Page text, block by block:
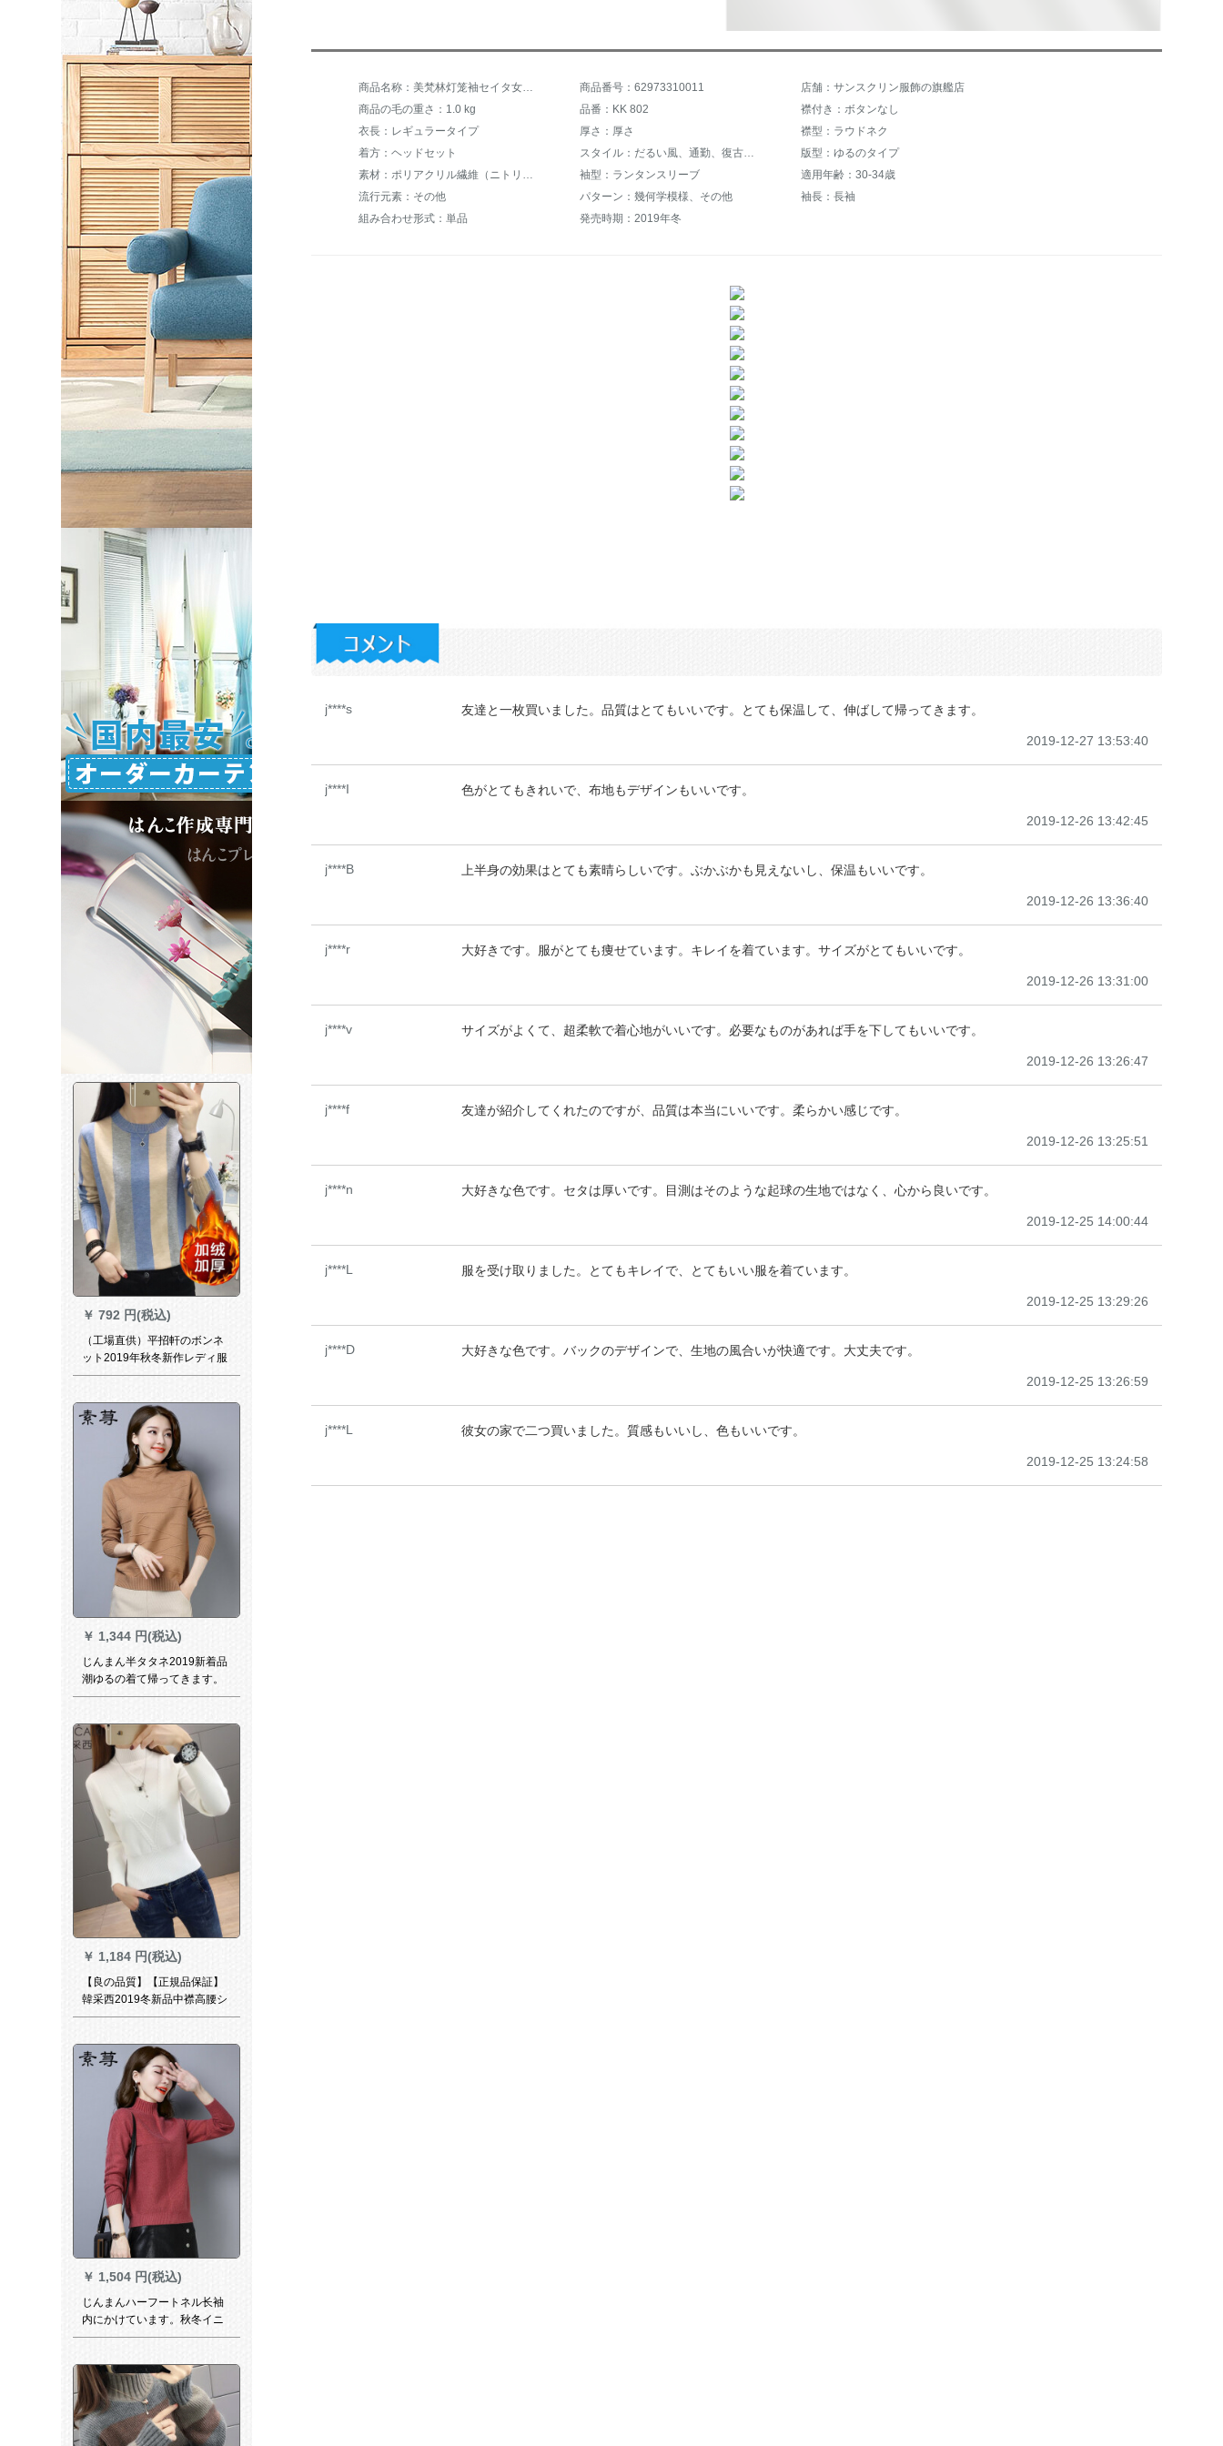
￥ 792 円(税込)
（工場直供）平招軒のボンネ
ット2019年秋冬新作レディ服
韓国ファンシーチョウフハー
￥ 1,344 円(税込)
じんまん半タタネ2019新着品
潮ゆるの着て帰ってきます。
女性は秋冬に厚めのイアンナ
けています。
￥ 1,184 円(税込)
【良の品質】【正規品保証】
韓采西2019冬新品中襟高腰シ
バトの腰を受け取るタイの上
あります。
￥ 1,504 円(税込)
じんまんハーフートネル长袖
内にかけています。秋冬イニ
ング叶红5017 M
商品名称：美梵林灯笼袖セイタ女性套头秋冬2019新着品ファンシー韓国ファンシーチョウセン外外着ショウトート怠惰加厚night打底上衣ドレッドファッションファッションファッションファッションファッションファッションファッションファッション 商品番号：62973310011
店舗：サンスクリン服飾の旗艦店
商品の毛の重さ：1.0 kg
品番：KK 802
襟付き：ボタンなし
衣長：レギュラータイプ
厚さ：厚さ
襟型：ラウドネク
着方：ヘッドセット
スタイル：だるい風、通勤、復古風、帰ってきます。
版型：ゆるのタイプ
素材：ポリアクリル繊維（ニトリル）
袖型：ランタンスリーブ
適用年齢：30-34歳
流行元素：その他
パターン：幾何学模様、その他
袖長：長袖
組み合わせ形式：単品
発売時期：2019年冬
j****s 友達と一枚買いました。品質はとてもいいです。とても保温して、伸ばして帰ってきます。
2019-12-27 13:53:40
j****I 色がとてもきれいで、布地もデザインもいいです。
2019-12-26 13:42:45
j****B 上半身の効果はとても素晴らしいです。ぶかぶかも見えないし、保温もいいです。
2019-12-26 13:36:40
j****r 大好きです。服がとても痩せています。キレイを着ています。サイズがとてもいいです。
2019-12-26 13:31:00
j****v サイズがよくて、超柔軟で着心地がいいです。必要なものがあれば手を下してもいいです。
2019-12-26 13:26:47
j****f 友達が紹介してくれたのですが、品質は本当にいいです。柔らかい感じです。
2019-12-26 13:25:51
j****n 大好きな色です。セタは厚いです。目測はそのような起球の生地ではなく、心から良いです。
2019-12-25 14:00:44
j****L 服を受け取りました。とてもキレイで、とてもいい服を着ています。
2019-12-25 13:29:26
j****D 大好きな色です。バックのデザインで、生地の風合いが快適です。大丈夫です。
2019-12-25 13:26:59
j****L 彼女の家で二つ買いました。質感もいいし、色もいいです。
2019-12-25 13:24:58